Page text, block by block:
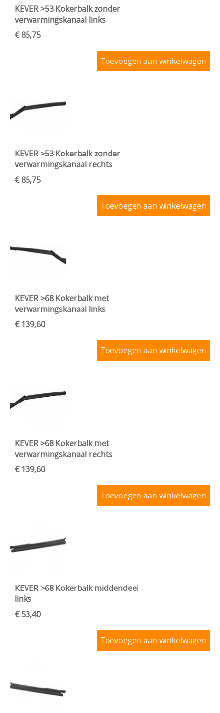
KEVER >53 Kokerbalk zonder
verwarmingskanaal links
€ 85,75
Toevoegen aan winkelwagen
KEVER >53 Kokerbalk zonder
verwarmingskanaal rechts
€ 85,75
Toevoegen aan winkelwagen
KEVER >68 Kokerbalk met
verwarmingskanaal links
€ 139,60
Toevoegen aan winkelwagen
KEVER >68 Kokerbalk met
verwarmingskanaal rechts
€ 139,60
Toevoegen aan winkelwagen
KEVER >68 Kokerbalk middendeel
links
€ 53,40
Toevoegen aan winkelwagen